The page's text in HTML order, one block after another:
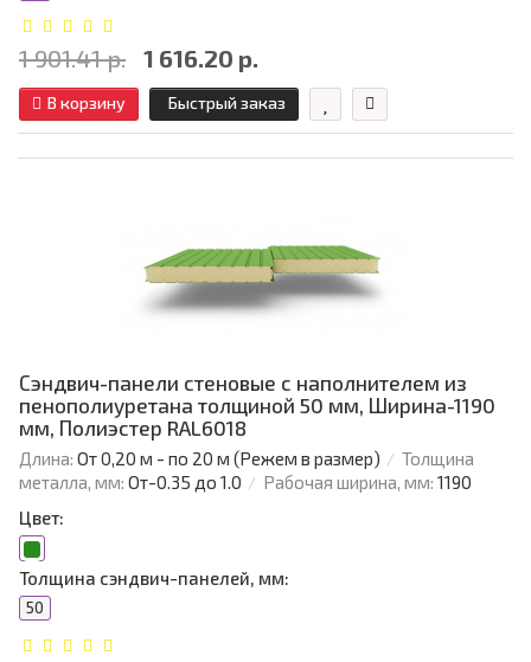
1 901.41 р. 1 616.20 р.
В корзину Быстрый заказ
Сэндвич-панели стеновые с наполнителем из
пенополиуретана толщиной 50 мм, Ширина-1190
мм, Полиэстер RAL6018
Длина: От 0,20 м - по 20 м (Режем в размер)
Толщина
металла, мм: От-0.35 до 1.0 Рабочая ширина, мм: 1190
Цвет:
Толщина сэндвич-панелей, мм:
50